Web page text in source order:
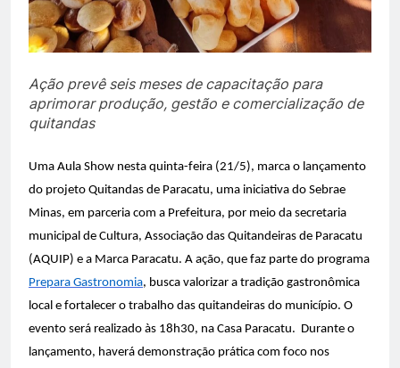
Ação prevê seis meses de capacitação para
aprimorar produção, gestão e comercialização de
quitandas
Uma Aula Show nesta quinta-feira (21/5), marca o lançamento
do projeto Quitandas de Paracatu, uma iniciativa do Sebrae
Minas, em parceria com a Prefeitura, por meio da secretaria
municipal de Cultura, Associação das Quitandeiras de Paracatu
(AQUIP) e a Marca Paracatu. A ação, que faz parte do programa
Prepara Gastronomia, busca valorizar a tradição gastronômica
local e fortalecer o trabalho das quitandeiras do município. O
evento será realizado às 18h30, na Casa Paracatu. Durante o
lançamento, haverá demonstração prática com foco nos